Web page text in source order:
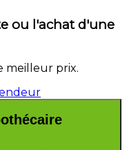
ou l'achat d'une
meilleur prix.